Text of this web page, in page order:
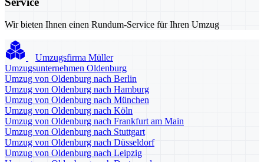
Wir bieten Ihnen einen Rundum-Service für Ihren Umzug
Umzugsfirma Müller
Umzugsunternehmen Oldenburg
Umzug von Oldenburg nach Berlin
Umzug von Oldenburg nach Hamburg
Umzug von Oldenburg nach München
Umzug von Oldenburg nach Köln
Umzug von Oldenburg nach Frankfurt am Main
Umzug von Oldenburg nach Stuttgart
Umzug von Oldenburg nach Düsseldorf
Umzug von Oldenburg nach Leipzig